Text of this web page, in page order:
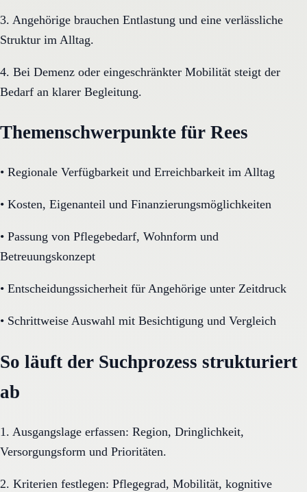
3. Angehörige brauchen Entlastung und eine verlässliche
Struktur im Alltag.
4. Bei Demenz oder eingeschränkter Mobilität steigt der
Bedarf an klarer Begleitung.
Themenschwerpunkte für Rees
• Regionale Verfügbarkeit und Erreichbarkeit im Alltag
• Kosten, Eigenanteil und Finanzierungsmöglichkeiten
• Passung von Pflegebedarf, Wohnform und
Betreuungskonzept
• Entscheidungssicherheit für Angehörige unter Zeitdruck
• Schrittweise Auswahl mit Besichtigung und Vergleich
So läuft der Suchprozess strukturiert
ab
1. Ausgangslage erfassen: Region, Dringlichkeit,
Versorgungsform und Prioritäten.
2. Kriterien festlegen: Pflegegrad, Mobilität, kognitive